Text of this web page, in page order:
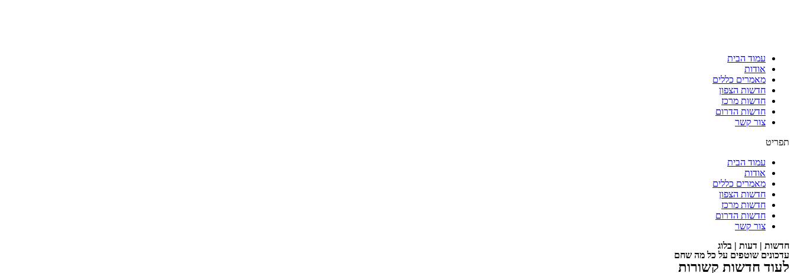
עמוד הבית
אודות
מאמרים כללים
חדשות הצפון
חדשות מרכז
חדשות הדרום
צור קשר
תפריט
עמוד הבית
אודות
מאמרים כללים
חדשות הצפון
חדשות מרכז
חדשות הדרום
צור קשר
חדשות | דעות | בלוג
עדכונים שוטפים על כל מה שחם
לעוד חדשות קשורות